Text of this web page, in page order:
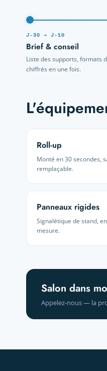
J-30 → J-10
Brief & conseil
Liste des supports, formats
chiffrés en une fois.
Roll-up
Monté en 30 secondes,
remplaçable.
Panneaux rigides
Signalétique de stand,
mesure.
Salon dans
Appelez-nous — la